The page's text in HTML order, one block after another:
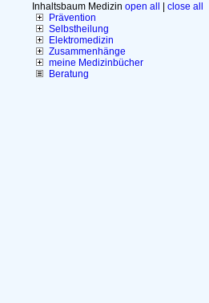
Inhaltsbaum Medizin open all
close all
Prävention
Selbstheilung
Elektromedizin
Zusammenhänge
meine Medizinbücher
Beratung